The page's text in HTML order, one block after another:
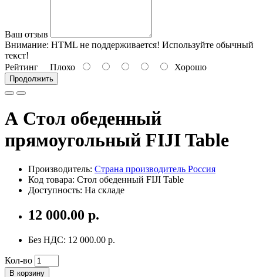
Ваш отзыв
Внимание: HTML не поддерживается! Используйте обычный
текст!
Рейтинг Плохо Хорошо
Продолжить
А Стол обеденный
прямоугольный FIJI Table
Производитель: Страна производитель Россия
Код товара: Стол обеденный FIJI Table
Доступность: На складе
12 000.00 р.
Без НДС: 12 000.00 р.
Кол-во
В корзину